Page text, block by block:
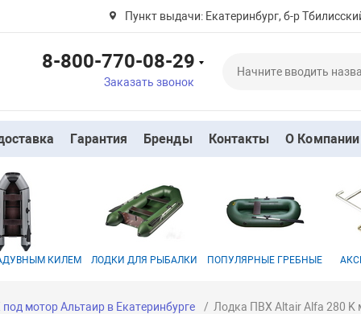
Пункт выдачи: Екатеринбург, б-р
8-800-770-08-29
Заказать звонок
Гарантия Бренды Контакты О Компании
КИЛЕМ ЛОДКИ ДЛЯ РЫБАЛКИ ПОПУЛЯРНЫЕ ГРЕБНЫЕ
мотор Альтаир в Екатеринбурге Лодка ПВХ Altair Alfa 280 K